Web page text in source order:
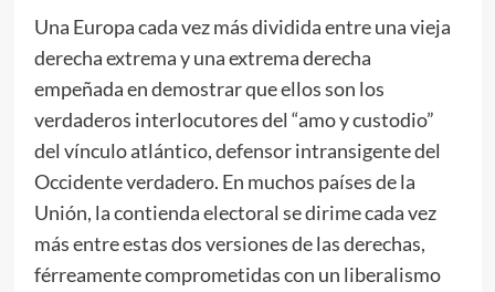
Una Europa cada vez más dividida entre una vieja
derecha extrema y una extrema derecha
empeñada en demostrar que ellos son los
verdaderos interlocutores del “amo y custodio”
del vínculo atlántico, defensor intransigente del
Occidente verdadero. En muchos países de la
Unión, la contienda electoral se dirime cada vez
más entre estas dos versiones de las derechas,
férreamente comprometidas con un liberalismo